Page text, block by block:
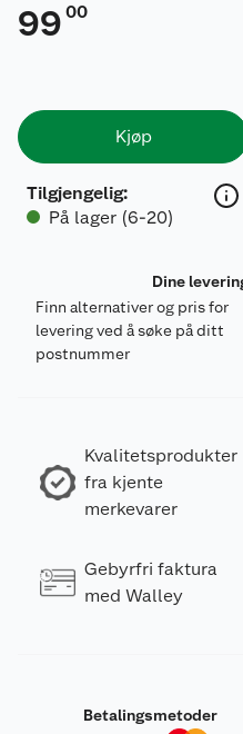
99 00
Kjøp
Tilgjengelig:
På lager (6-20)
Dine
Finn alternativer og pris for
levering ved å søke på ditt
postnummer
Kvalitetsprodukter
fra kjente
merkevarer
Gebyrfri faktura
med Walley
Betalingsmetoder